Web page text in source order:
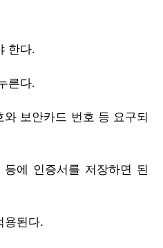
한다.
른다.
보안카드 번호 등 요구되
에 인증서를 저장하면 된
용된다.